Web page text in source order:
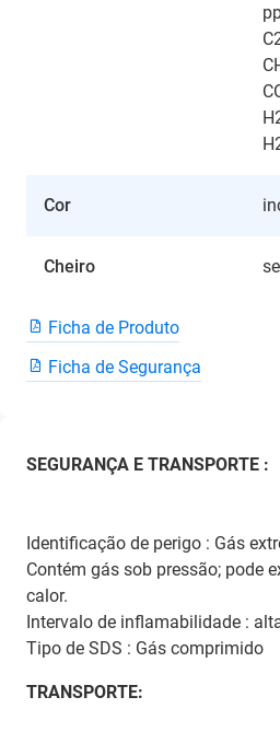
Cor
Cheiro
Ficha de Produto
Ficha de Segurança
SEGURANÇA E TRANSPORTE :
Identificação de perigo : Gás
Contém gás sob pressão; pode
calor.
Intervalo de inflamabilidade :
Tipo de SDS : Gás comprimido
TRANSPORTE: